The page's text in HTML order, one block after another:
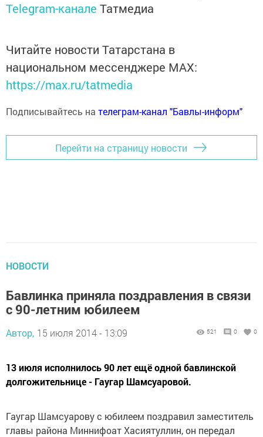
Telegram-канале Татмедиа
Читайте новости Татарстана в
национальном мессенджере MАХ:
https://max.ru/tatmedia
Подписывайтесь на телеграм-канал "Бавлы-информ"
Перейти на страницу новости
НОВОСТИ
Бавлинка приняла поздравления в связи
с 90-летним юбилеем
Автор, 15 июля 2014 - 13:09 521 0 0
13 июля исполнилось 90 лет ещё одной бавлинской
долгожительнице - Гаугар Шамсуаровой.
Гаугар Шамсуарову с юбилеем поздравил заместитель
главы района Миннифоат Хасиятуллин, он передал